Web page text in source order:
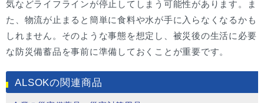
気などライフラインが停止してしまう可能性があります。ま
た、物流が止まると簡単に食料や水が手に入らなくなるかも
しれません。そのような事態を想定し、被災後の生活に必要
な防災備蓄品を事前に準備しておくことが重要です。
ALSOKの関連商品